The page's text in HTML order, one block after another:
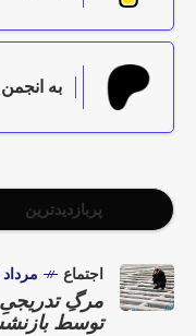
به انجمن
پربازدیدترین
اجتماع مرداد 13, 1405
مرگِ تدریجیِ
توسط